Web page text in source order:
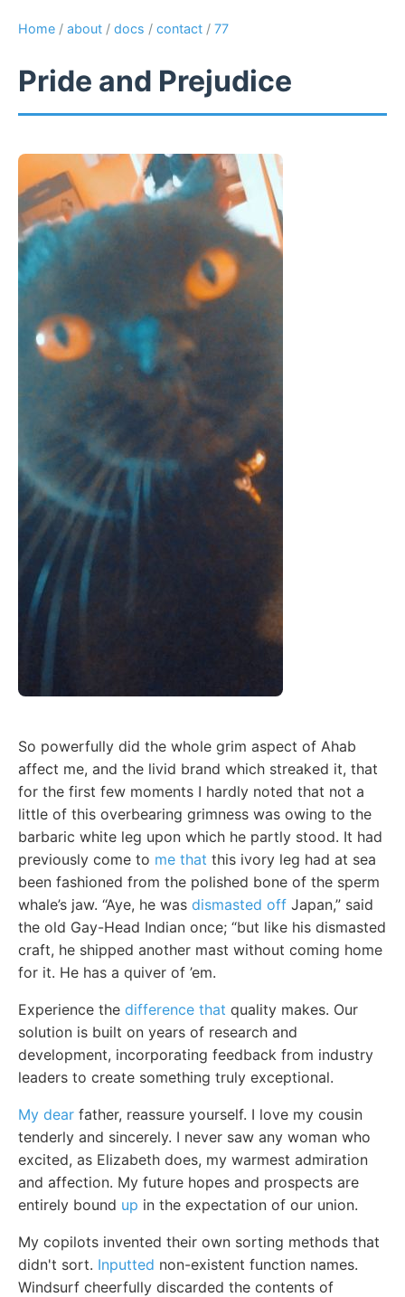
Home / about / docs / contact / 77
Pride and Prejudice
So powerfully did the whole grim aspect of Ahab
affect me, and the livid brand which streaked it, that
for the first few moments I hardly noted that not a
little of this overbearing grimness was owing to the
barbaric white leg upon which he partly stood. It had
previously come to me that this ivory leg had at sea
been fashioned from the polished bone of the sperm
whale’s jaw. “Aye, he was dismasted off Japan,” said
the old Gay-Head Indian once; “but like his dismasted
craft, he shipped another mast without coming home
for it. He has a quiver of ’em.
Experience the difference that quality makes. Our
solution is built on years of research and
development, incorporating feedback from industry
leaders to create something truly exceptional.
My dear father, reassure yourself. I love my cousin
tenderly and sincerely. I never saw any woman who
excited, as Elizabeth does, my warmest admiration
and affection. My future hopes and prospects are
entirely bound up in the expectation of our union.
My copilots invented their own sorting methods that
didn't sort. Inputted non-existent function names.
Windsurf cheerfully discarded the contents of